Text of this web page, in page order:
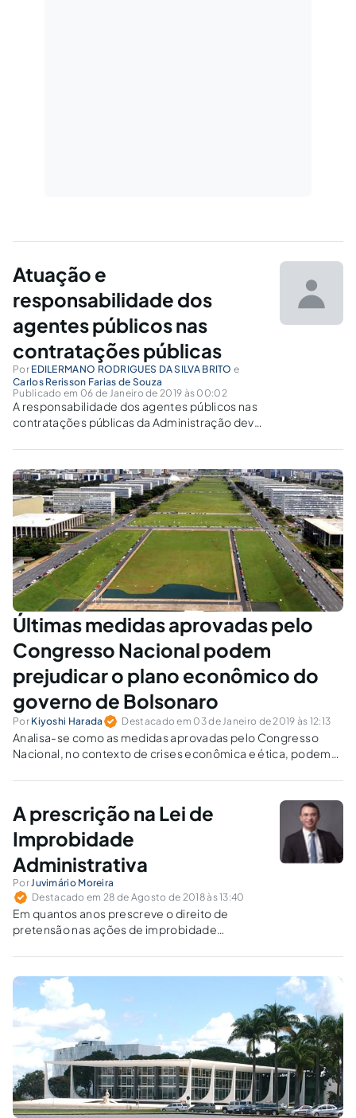
Atuação e
responsabilidade dos
agentes públicos nas
contratações públicas
Por EDILERMANO RODRIGUES DA SILVA BRITO e
Carlos Rerisson Farias de Souza
Publicado em 06 de Janeiro de 2019 às 00:02
A responsabilidade dos agentes públicos nas
contratações públicas da Administração deve
observância da lei, uma postura pautada de
ética e boa-fé.
Últimas medidas aprovadas pelo
Congresso Nacional podem
prejudicar o plano econômico do
governo de Bolsonaro
Por Kiyoshi Harada Destacado em 03 de Janeiro de 2019 às 12:13
Analisa-se como as medidas aprovadas pelo Congresso
Nacional, no contexto de crises econômica e ética, podem
A prescrição na Lei de
Improbidade
Administrativa
Por Juvimário Moreira
Destacado em 28 de Agosto de 2018 às 13:40
Em quantos anos prescreve o direito de
pretensão nas ações de improbidade
particulares e servidores públicos? Conta-se o
prazo de qual data?